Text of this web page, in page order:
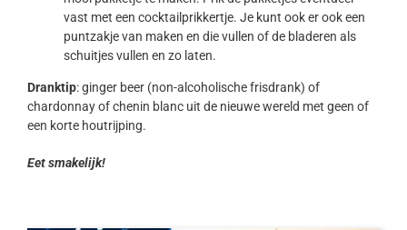
vast met een cocktailprikkertje. Je kunt ook er ook een
puntzakje van maken en die vullen of de bladeren als
schuitjes vullen en zo laten.
Dranktip: ginger beer (non-alcoholische frisdrank) of
chardonnay of chenin blanc uit de nieuwe wereld met geen of
een korte houtrijping.
Eet smakelijk!